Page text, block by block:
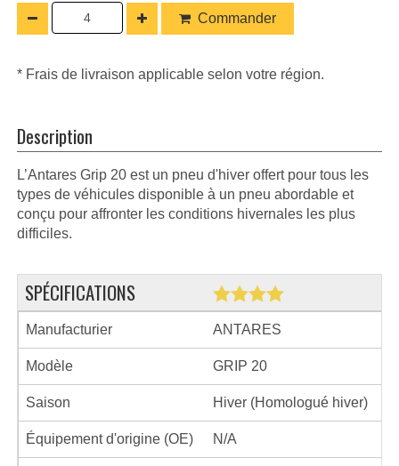
Commander
* Frais de livraison applicable selon votre région.
Description
L’Antares Grip 20 est un pneu d'hiver offert pour tous les
types de véhicules disponible à un pneu abordable et
conçu pour affronter les conditions hivernales les plus
difficiles.
SPÉCIFICATIONS
Manufacturier ANTARES
Modèle GRIP 20
Saison Hiver (Homologué hiver)
Équipement d'origine (OE) N/A